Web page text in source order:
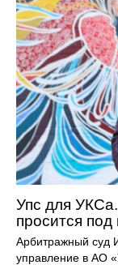
Упс для
просится
Арбитражный суд
управление в АО